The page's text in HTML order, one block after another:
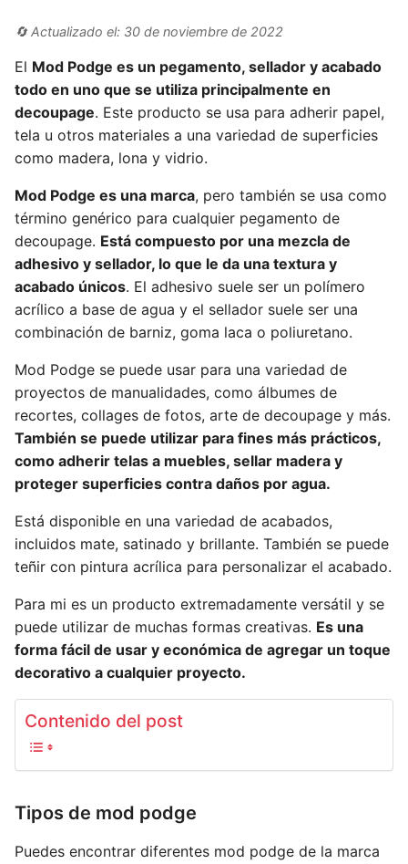
🔄 Actualizado el: 30 de noviembre de 2022
El Mod Podge es un pegamento, sellador y acabado
todo en uno que se utiliza principalmente en
decoupage. Este producto se usa para adherir papel,
tela u otros materiales a una variedad de superficies
como madera, lona y vidrio.
Mod Podge es una marca, pero también se usa como
término genérico para cualquier pegamento de
decoupage. Está compuesto por una mezcla de
adhesivo y sellador, lo que le da una textura y
acabado únicos. El adhesivo suele ser un polímero
acrílico a base de agua y el sellador suele ser una
combinación de barniz, goma laca o poliuretano.
Mod Podge se puede usar para una variedad de
proyectos de manualidades, como álbumes de
recortes, collages de fotos, arte de decoupage y más.
También se puede utilizar para fines más prácticos,
como adherir telas a muebles, sellar madera y
proteger superficies contra daños por agua.
Está disponible en una variedad de acabados,
incluidos mate, satinado y brillante. También se puede
teñir con pintura acrílica para personalizar el acabado.
Para mi es un producto extremadamente versátil y se
puede utilizar de muchas formas creativas. Es una
forma fácil de usar y económica de agregar un toque
decorativo a cualquier proyecto.
Contenido del post
Tipos de mod podge
Puedes encontrar diferentes mod podge de la marca